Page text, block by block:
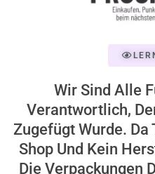
Wir Sind Alle
Verantwortlich,
Zugefügt Wurde. Da
Shop Und Kein
Die Verpackungen